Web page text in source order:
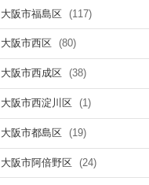
大阪市福島区 (117)
大阪市西区 (80)
大阪市西成区 (38)
大阪市西淀川区 (1)
大阪市都島区 (19)
大阪市阿倍野区 (24)